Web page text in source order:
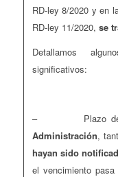
RD-ley 8/2020 y en
RD-ley 11/2020, se
Detallamos
significativos:
– Plazo de
Administración,
hayan sido
el vencimiento